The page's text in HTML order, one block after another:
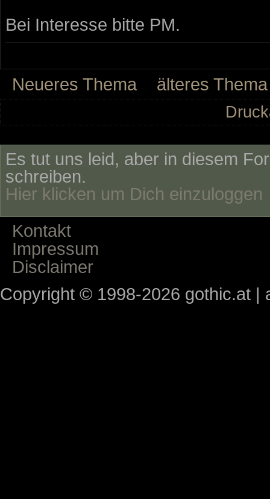
Bei Interesse bitte PM.
Neueres Thema älteres Thema
Es tut uns leid, aber in diesem
schreiben.
Hier klicken um Dich einzuloggen
Kontakt
Impressum
Disclaimer
Copyright © 1998-2026 gothic.at |